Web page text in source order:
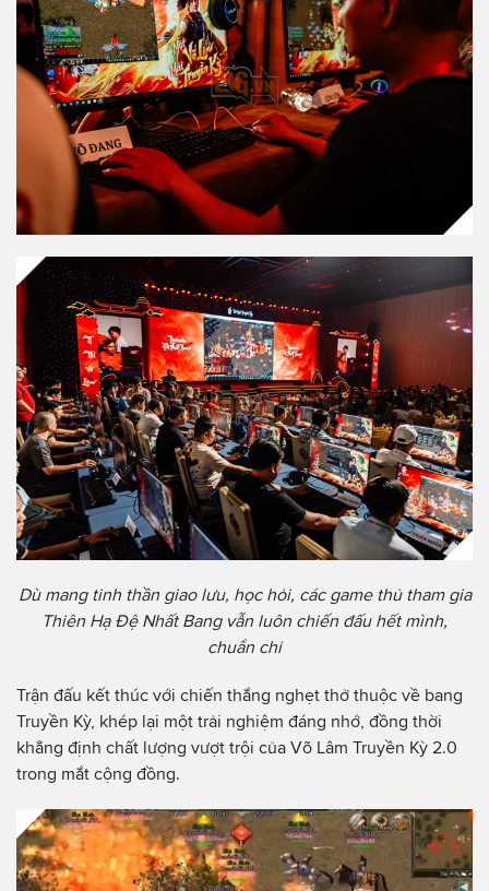
Dù mang tinh thần giao lưu, học hỏi, các game thủ tham gia
Thiên Hạ Đệ Nhất Bang vẫn luôn chiến đấu hết mình,
chuẩn chỉ
Trận đấu kết thúc với chiến thắng nghẹt thở thuộc về bang
Truyền Kỳ, khép lại một trải nghiệm đáng nhớ, đồng thời
khẳng định chất lượng vượt trội của Võ Lâm Truyền Kỳ 2.0
trong mắt cộng đồng.